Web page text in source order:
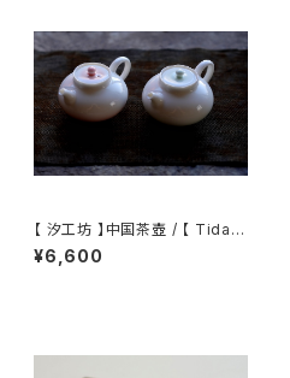
【 汐工坊 】中国茶壺 / 【 Tidal
Atelier 】Chinese teapot
¥6,600